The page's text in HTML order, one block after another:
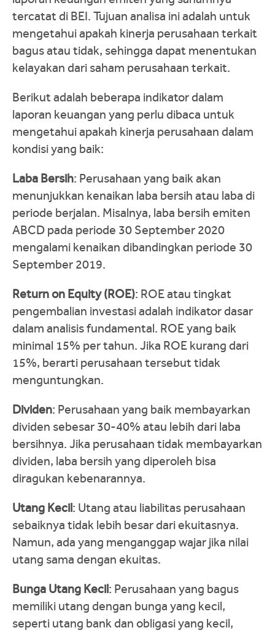
tercatat di BEI. Tujuan analisa ini adalah untuk
mengetahui apakah kinerja perusahaan terkait
bagus atau tidak, sehingga dapat menentukan
kelayakan dari saham perusahaan terkait.
Berikut adalah beberapa indikator dalam
laporan keuangan yang perlu dibaca untuk
mengetahui apakah kinerja perusahaan dalam
kondisi yang baik:
Laba Bersih: Perusahaan yang baik akan
menunjukkan kenaikan laba bersih atau laba di
periode berjalan. Misalnya, laba bersih emiten
ABCD pada periode 30 September 2020
mengalami kenaikan dibandingkan periode 30
September 2019.
Return on Equity (ROE): ROE atau tingkat
pengembalian investasi adalah indikator dasar
dalam analisis fundamental. ROE yang baik
minimal 15% per tahun. Jika ROE kurang dari
15%, berarti perusahaan tersebut tidak
menguntungkan.
Dividen: Perusahaan yang baik membayarkan
dividen sebesar 30-40% atau lebih dari laba
bersihnya. Jika perusahaan tidak membayarkan
dividen, laba bersih yang diperoleh bisa
diragukan kebenarannya.
Utang Kecil: Utang atau liabilitas perusahaan
sebaiknya tidak lebih besar dari ekuitasnya.
Namun, ada yang menganggap wajar jika nilai
utang sama dengan ekuitas.
Bunga Utang Kecil: Perusahaan yang bagus
memiliki utang dengan bunga yang kecil,
seperti utang bank dan obligasi yang kecil,